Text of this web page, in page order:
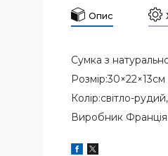
Опис
Сумка з
Розмір:30×22×13см
Колір:світло-
Виробник Франція